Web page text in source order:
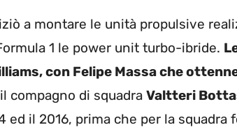
a montare le unità propulsive
1 le power unit turbo-ibride.
con Felipe Massa che
compagno di squadra Valtteri
ed il 2016, prima che per la squadra